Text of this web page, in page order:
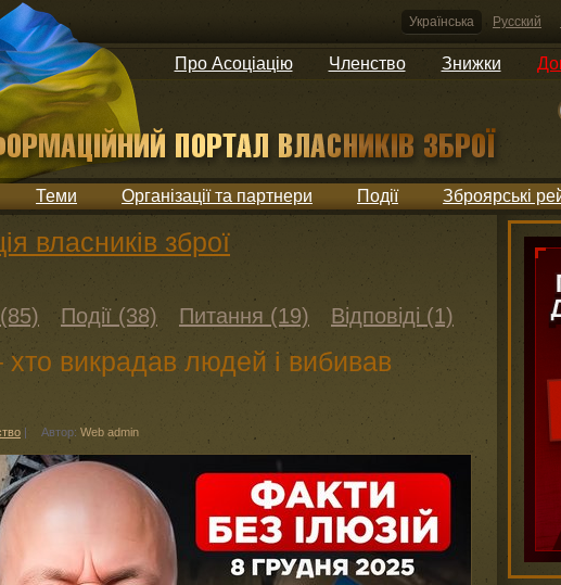
Українська Русский
Про Асоціацію Членство Знижки
Теми Організації та партнери Події Зброярські
власників зброї
Події (38) Питання (19) Відповіді (1)
хто викрадав людей і вибивав
| Автор: Web admin